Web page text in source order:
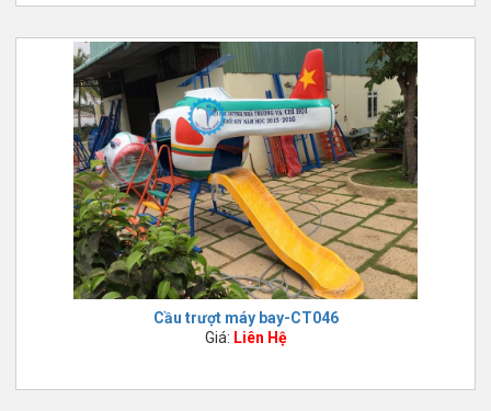
Cầu trượt máy bay-CT046
Giá: Liên Hệ